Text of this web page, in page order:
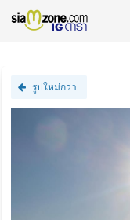
รูปใหม่กว่า